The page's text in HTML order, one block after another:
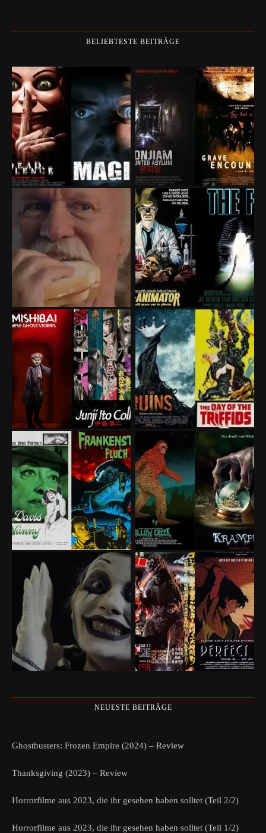
BELIEBTESTE BEITRÄGE
NEUESTE BEITRÄGE
Ghostbusters: Frozen Empire (2024) – Review
Thanksgiving (2023) – Review
Horrorfilme aus 2023, die ihr gesehen haben solltet (Teil 2/2)
Horrorfilme aus 2023, die ihr gesehen haben solltet (Teil 1/2)